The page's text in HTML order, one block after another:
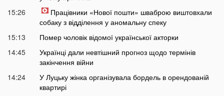
15:26
Працівники «Нової пошти» шваброю виштовхали
собаку з відділення у аномальну спеку
15:13
Помер чоловік відомої української акторки
14:45
Українці дали невтішний прогноз щодо термінів
закінчення війни
14:24
У Луцьку жінка організувала бордель в орендованій
квартирі